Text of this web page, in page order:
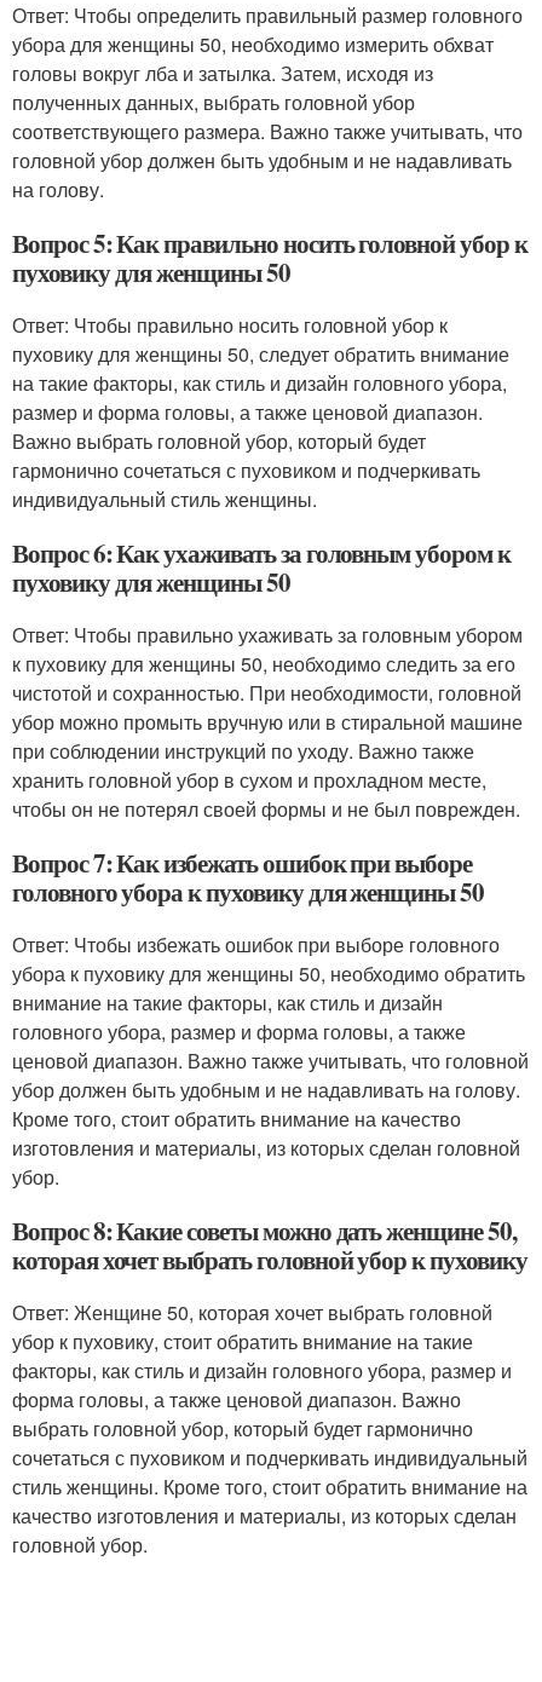
Ответ: Чтобы определить правильный размер головного
убора для женщины 50, необходимо измерить обхват
головы вокруг лба и затылка. Затем, исходя из
полученных данных, выбрать головной убор
соответствующего размера. Важно также учитывать, что
головной убор должен быть удобным и не надавливать
на голову.
Вопрос 5: Как правильно носить головной убор к
пуховику для женщины 50
Ответ: Чтобы правильно носить головной убор к
пуховику для женщины 50, следует обратить внимание
на такие факторы, как стиль и дизайн головного убора,
размер и форма головы, а также ценовой диапазон.
Важно выбрать головной убор, который будет
гармонично сочетаться с пуховиком и подчеркивать
индивидуальный стиль женщины.
Вопрос 6: Как ухаживать за головным убором к
пуховику для женщины 50
Ответ: Чтобы правильно ухаживать за головным убором
к пуховику для женщины 50, необходимо следить за его
чистотой и сохранностью. При необходимости, головной
убор можно промыть вручную или в стиральной машине
при соблюдении инструкций по уходу. Важно также
хранить головной убор в сухом и прохладном месте,
чтобы он не потерял своей формы и не был поврежден.
Вопрос 7: Как избежать ошибок при выборе
головного убора к пуховику для женщины 50
Ответ: Чтобы избежать ошибок при выборе головного
убора к пуховику для женщины 50, необходимо обратить
внимание на такие факторы, как стиль и дизайн
головного убора, размер и форма головы, а также
ценовой диапазон. Важно также учитывать, что головной
убор должен быть удобным и не надавливать на голову.
Кроме того, стоит обратить внимание на качество
изготовления и материалы, из которых сделан головной
убор.
Вопрос 8: Какие советы можно дать женщине 50,
которая хочет выбрать головной убор к пуховику
Ответ: Женщине 50, которая хочет выбрать головной
убор к пуховику, стоит обратить внимание на такие
факторы, как стиль и дизайн головного убора, размер и
форма головы, а также ценовой диапазон. Важно
выбрать головной убор, который будет гармонично
сочетаться с пуховиком и подчеркивать индивидуальный
стиль женщины. Кроме того, стоит обратить внимание на
качество изготовления и материалы, из которых сделан
головной убор.